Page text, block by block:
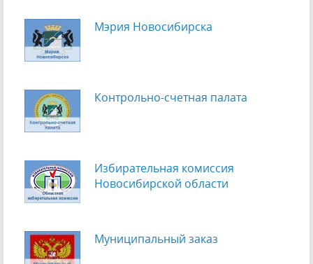
Мэрия Новосибирска
Контрольно-счетная палата
Избирательная комиссия
Новосибирской области
Муниципальный заказ